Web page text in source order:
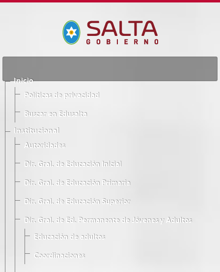
Inicio
Políticas de privacidad
Buscar en Edusalta
Institucional
Autoridades
Dir. Gral. de Educación Inicial
Dir. Gral. de Educación Primaria
Dir. Gral. de Educación Superior
Dir. Gral. de Ed. Permanente de Jóvenes y Adultos
Educación de adultos
Coordinaciones